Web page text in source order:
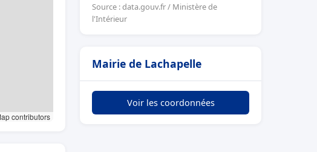
contributors
Source : data.gouv.fr / Ministère de
l'Intérieur
Mairie de Lachapelle
Voir les coordonnées